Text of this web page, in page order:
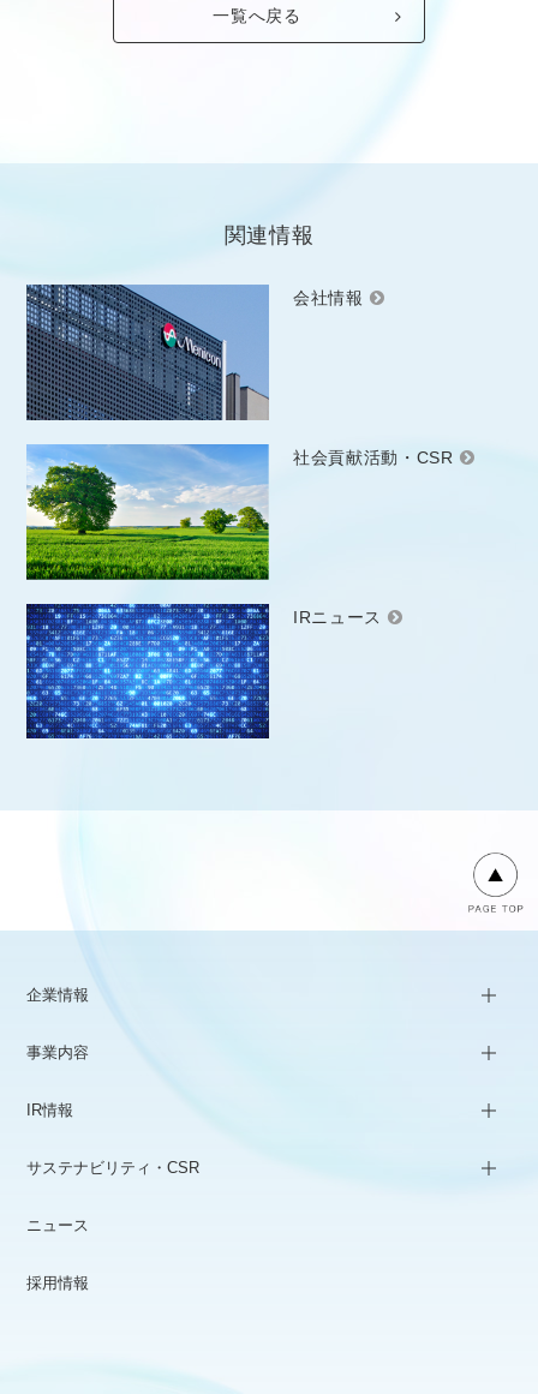
一覧へ戻る
関連情報
会社情報
社会貢献活動・CSR
IRニュース
企業情報
事業内容
IR情報
サステナビリティ・CSR
ニュース
採用情報